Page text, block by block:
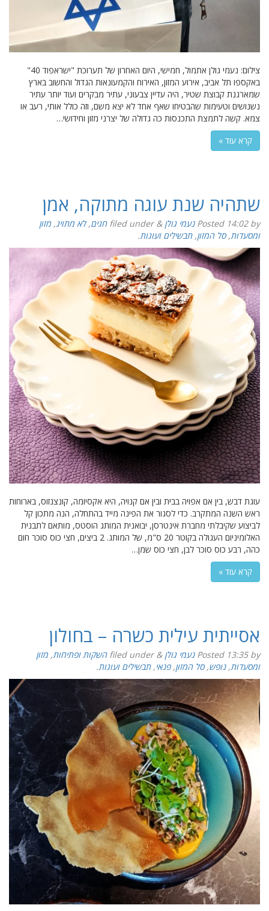
צילום: נעמי גולן אתמול, חמישי, היום האחרון של תערוכת "ישראפוד 40"
באקספו תל אביב, אירוע המזון, האירוח והקמעונאות הגדול והחשוב בארץ
שמארגנת קבוצת שטיר, היה עדיין צבעוני, עתיר מבקרים ועוד יותר עתיר
נשנושים וטעימות שהבטיחו שאף אחד לא יצא משם, וזה כולל אותי, רעב או
צמא. קשה לתמצת התכנסות כה גדולה של יצרני מזון וחידושי…
קרא עוד »
שתהיה שנת עוגה מתוקה, אמן
Posted 14:02by נעמי גולן &
filed under חגים,לא מתויג, מזון
ומסעדות,סל המזון,תבשילים ועוגות.
עוגת דבש, בין אם אפויה בבית ובין אם קנויה, היא אקסיומה, קונצנזוס, בארוחות
ראש השנה המתקרב. כדי לסגור את הפינה מייד בהתחלה, הנה מתכון קל
לביצוע שקיבלתי מחברת אינטרסן, יבואנית המותג הוסטס, מותאם לתבנית
האלומיניום העגולה בקוטר 20 ס"מ, של המותג. 2 ביצים, חצי כוס סוכר חום
כהה, רבע כוס סוכר לבן, חצי כוס שמן…
קרא עוד »
אסייתית עילית כשרה – בחולון
Posted 13:35by נעמי גולן &
filed under השקות ופתיחות, מזון
ומסעדות,נופש,סל המזון,פנאי,תבשילים ועוגות.